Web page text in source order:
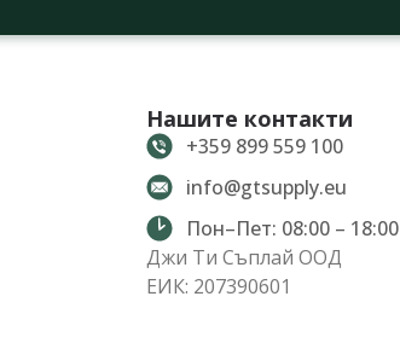
Нашите контакти
+359 899 559 100
info@gtsupply.eu
Пон–Пет: 08:00 – 18:00
Джи Ти Съплай ООД
ЕИК: 207390601